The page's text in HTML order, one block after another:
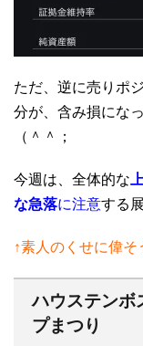
ただ、逆に売りポ
分が、含み損にな
（＾＾；
今週は、全体的な
な急落に注意する
↑素人のくせに偉そ
ハウステンボ
プまつり